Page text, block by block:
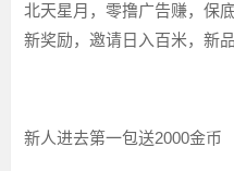
北天星月，零撸广告赚，保
新奖励，邀请日入百米，新品
新人进去第一包送2000金币